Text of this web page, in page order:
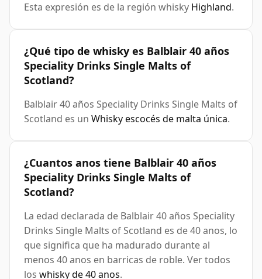
Esta expresión es de la región whisky Highland.
¿Qué tipo de whisky es Balblair 40 años
Speciality Drinks Single Malts of
Scotland?
Balblair 40 años Speciality Drinks Single Malts of
Scotland es un Whisky escocés de malta única.
¿Cuantos anos tiene Balblair 40 años
Speciality Drinks Single Malts of
Scotland?
La edad declarada de Balblair 40 años Speciality
Drinks Single Malts of Scotland es de 40 anos, lo
que significa que ha madurado durante al
menos 40 anos en barricas de roble. Ver todos
los whisky de 40 anos.